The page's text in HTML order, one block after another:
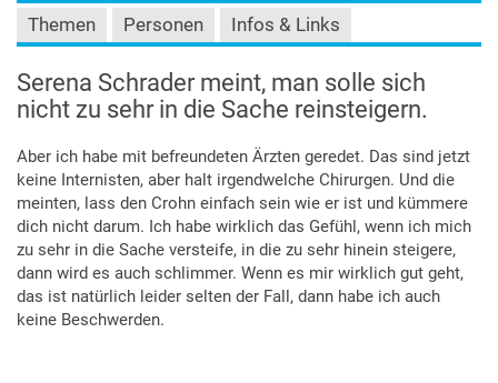
Themen Personen Infos & Links
Serena Schrader meint, man solle sich
nicht zu sehr in die Sache reinsteigern.
Aber ich habe mit befreundeten Ärzten geredet. Das sind jetzt
keine Internisten, aber halt irgendwelche Chirurgen. Und die
meinten, lass den Crohn einfach sein wie er ist und kümmere
dich nicht darum. Ich habe wirklich das Gefühl, wenn ich mich
zu sehr in die Sache versteife, in die zu sehr hinein steigere,
dann wird es auch schlimmer. Wenn es mir wirklich gut geht,
das ist natürlich leider selten der Fall, dann habe ich auch
keine Beschwerden.